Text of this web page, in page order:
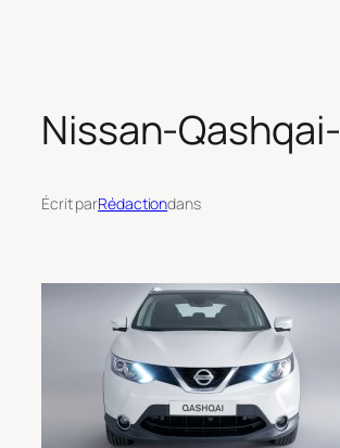
Nissan-
Écrit parRédactiondans